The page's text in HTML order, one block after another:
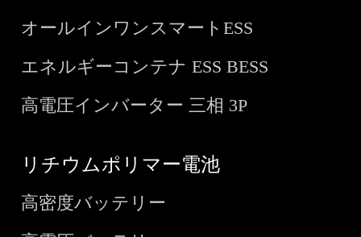
オールインワンスマートESS
エネルギーコンテナ ESS BESS
高電圧インバーター 三相 3P
リチウムポリマー電池
高密度バッテリー